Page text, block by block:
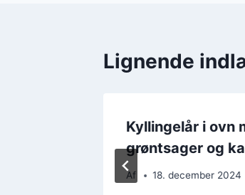
Lignende
Kyllingelår i ovn
grøntsager og
Af 18. december 2024